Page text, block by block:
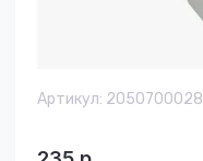
Артикул: 2050700028